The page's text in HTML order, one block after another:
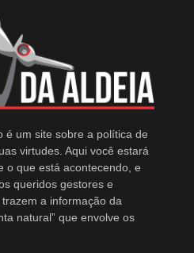
é um site sobre a política de
virtudes. Aqui você estará
o que está acontecendo, e
queridos gestores e
a informação da
natural” que envolve os